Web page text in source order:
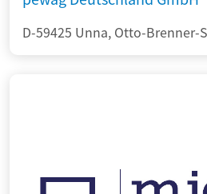
D-59425 Unna, Otto-Brenner-